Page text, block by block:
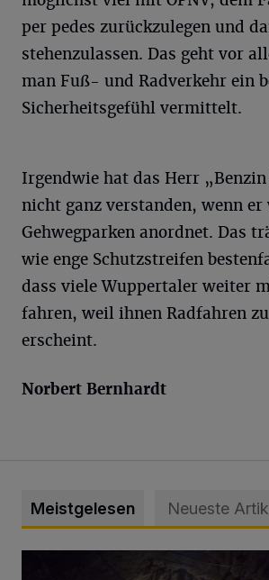
per pedes zurückzulegen und
stehenzulassen. Das geht vor
man Fuß- und Radverkehr ein
Sicherheitsgefühl vermittelt.
Irgendwie hat das Herr
nicht ganz verstanden, wenn
Gehwegparken anordnet. Das
wie enge Schutzstreifen
dass viele Wuppertaler weiter
fahren, weil ihnen Radfahren
erscheint.
Norbert Bernhardt
Meistgelesen Neueste